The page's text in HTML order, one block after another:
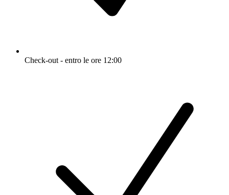
Check-out - entro le ore 12:00